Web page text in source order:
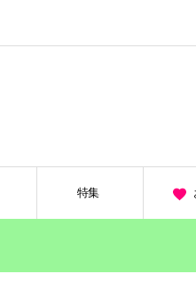
特集